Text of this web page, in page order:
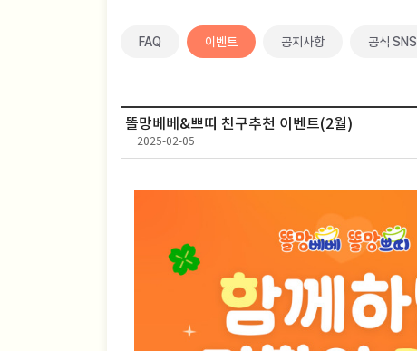
FAQ 이벤트 공지사항 공식 SNS
똘망베베&쁘띠 친구추천 이벤트(2월)
2025-02-05